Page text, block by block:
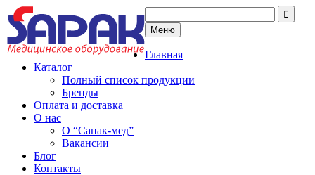
Меню
Главная
Каталог
Полный список продукции
Бренды
Оплата и доставка
О нас
О “Сапак-мед”
Вакансии
Блог
Контакты